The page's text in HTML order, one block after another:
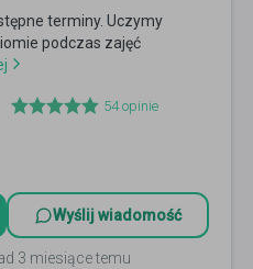
terminy. Uczymy
podczas zajęć
54opinie
Wyślij wiadomość
3 miesiące temu